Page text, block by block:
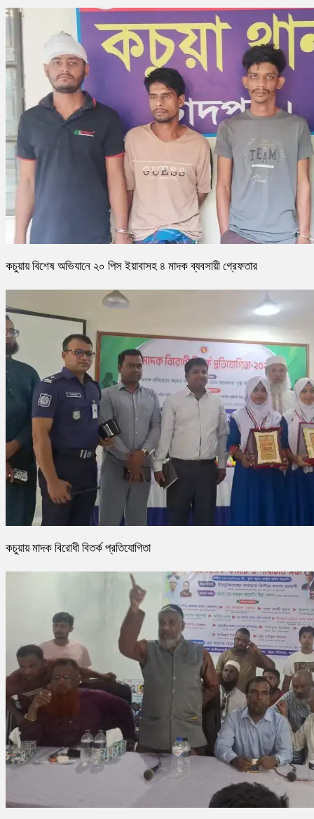
কচুয়ায় বিশেষ অভিযানে ২০ পিস ইয়াবাসহ ৪ মাদক ব্যবসায়ী গ্রেফতার
কচুয়ায় মাদক বিরোধী বিতর্ক প্রতিযোগিতা